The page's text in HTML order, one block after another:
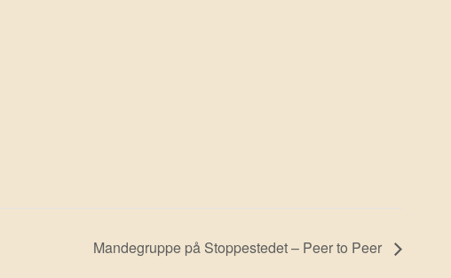
Mandegruppe på Stoppestedet – Peer to Peer